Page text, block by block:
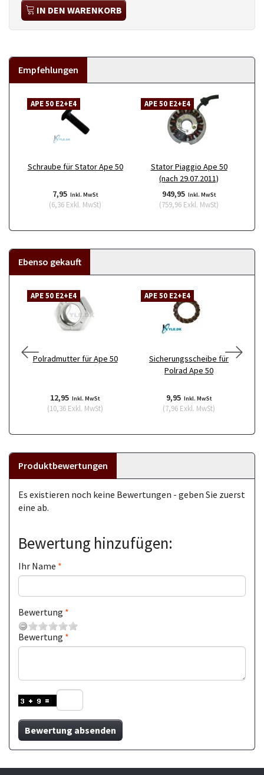
IN DEN WARENKORB
Empfehlungen
APE 50 E2+E4
Schraube für Stator Ape 50
7,95 Inkl. MwSt
(6,36 Exkl. MwSt)
APE 50 E2+E4
Stator Piaggio Ape 50
(nach 29.07.2011)
949,95 Inkl. MwSt
(759,96 Exkl. MwSt)
Ebenso gekauft
APE 50 E2+E4
Polradmutter für Ape 50
12,95 Inkl. MwSt
(10,36 Exkl. MwSt)
APE 50 E2+E4
Sicherungsscheibe für
Polrad Ape 50
9,95 Inkl. MwSt
(7,96 Exkl. MwSt)
Produktbewertungen
Es existieren noch keine Bewertungen - geben Sie zuerst
eine ab.
Bewertung hinzufügen:
Ihr Name
Bewertung
Bewertung
Bewertung absenden